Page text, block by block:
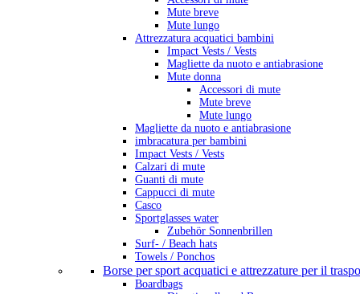
Mute breve
Mute lungo
Attrezzatura acquatici bambini
Impact Vests / Vests
Magliette da nuoto e antiabrasione
Mute donna
Accessori di mute
Mute breve
Mute lungo
Magliette da nuoto e antiabrasione
imbracatura per bambini
Impact Vests / Vests
Calzari di mute
Guanti di mute
Cappucci di mute
Casco
Sportglasses water
Zubehör Sonnenbrillen
Surf- / Beach hats
Towels / Ponchos
Borse per sport acquatici e attrezzature per il
Boardbags